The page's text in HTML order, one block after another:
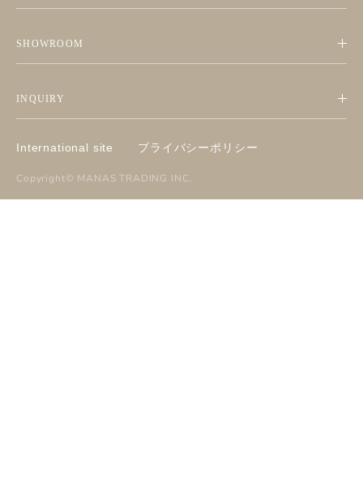
SHOWROOM
INQUIRY
International site プライバシーポリシー
Copyright© MANAS TRADING INC.